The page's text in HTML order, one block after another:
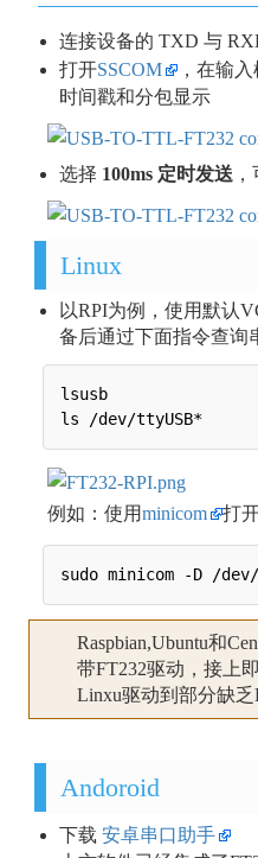
连接设备的 TXD 与
打开SSCOM
，在输入
时间戳和分包显示
选择 100ms 定时发送
Linux
以RPI为例，使用默认
备后通过下面指令查询
lsusb
例如：使用minicom 打
Raspbian,Ubuntu和
带FT232驱动，接上
Linxu驱动到部分缺乏
Andoroid
下载 安卓串口助手